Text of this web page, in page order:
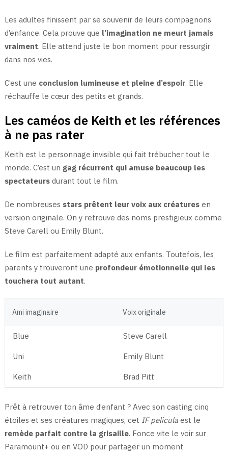
Les adultes finissent par se souvenir de leurs compagnons
d’enfance. Cela prouve que l’imagination ne meurt jamais
vraiment. Elle attend juste le bon moment pour ressurgir
dans nos vies.
C’est une conclusion lumineuse et pleine d’espoir. Elle
réchauffe le cœur des petits et grands.
Les caméos de Keith et les références
à ne pas rater
Keith est le personnage invisible qui fait trébucher tout le
monde. C’est un gag récurrent qui amuse beaucoup les
spectateursdurant tout le film.
De nombreuses stars prêtent leur voix aux créaturesen
version originale. On y retrouve des noms prestigieux comme
Steve Carell ou Emily Blunt.
Le film est parfaitement adapté aux enfants. Toutefois, les
parents y trouveront une profondeur émotionnelle qui les
touchera tout autant.
Ami imaginaire Voix originale
Blue Steve Carell
Uni Emily Blunt
Keith Brad Pitt
Prêt à retrouver ton âme d’enfant ? Avec son casting cinq
étoiles et ses créatures magiques, cet IF peliculaest le
remède parfait contre la grisaille. Fonce vite le voir sur
Paramount+ ou en VOD pour partager un moment